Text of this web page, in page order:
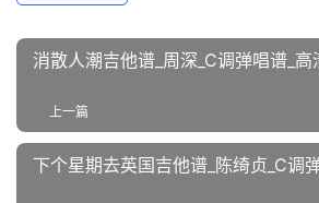
消散人潮吉他谱_周深_C调弹唱谱_高
上一篇
下个星期去英国吉他谱_陈绮贞_C调